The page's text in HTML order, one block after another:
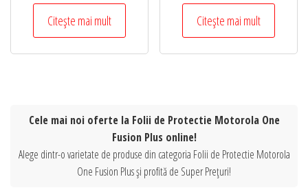
Citește mai mult Citește mai mult
Cele mai noi oferte la Folii de Protectie Motorola One
Fusion Plus online!
Alege dintr-o varietate de produse din categoria Folii de Protectie Motorola
One Fusion Plus și profită de Super Prețuri!